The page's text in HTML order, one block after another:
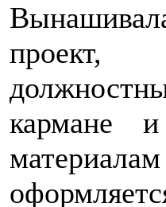
проект,
кармане